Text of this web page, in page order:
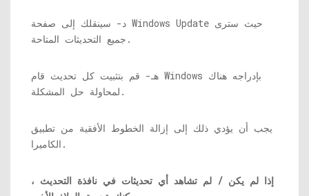
د- سينقلك إلى صفحة Windows Update حيث سترى
جميع التحديثات المتاحة.
هـ- قم بتثبيت كل تحديث قام Windows بإدراجه هناك
لمحاولة حل المشكلة.
يجب أن يؤدي ذلك إلى إزالة الخطوط الأفقية من تطبيق
الكاميرا.
إذا لم يكن / لم تشاهد أي تحديثات في نافذة التحديث ،